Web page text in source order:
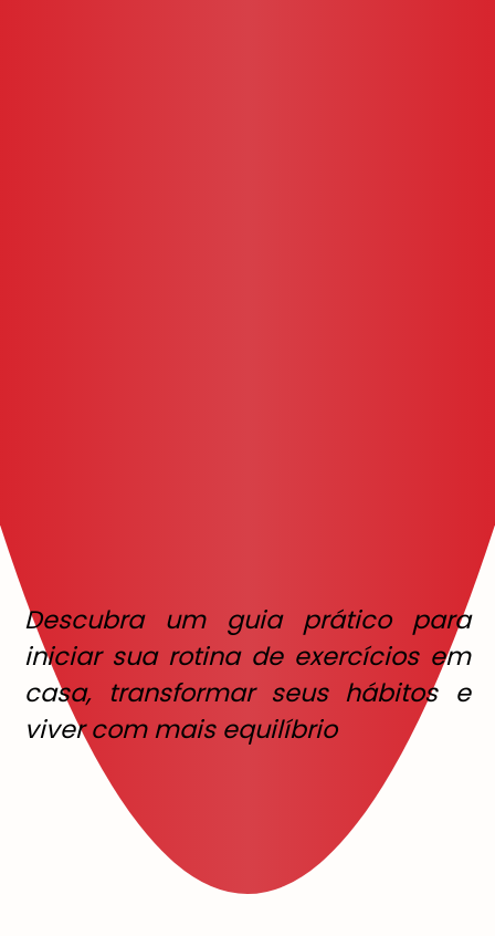
Descubra um guia prático para
iniciar sua rotina de exercícios em
casa, transformar seus hábitos e
viver com mais equilíbrio